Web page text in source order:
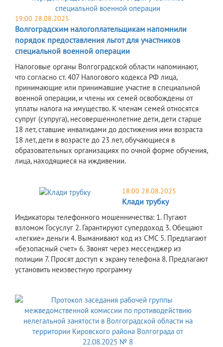
19:00 28.08.2025
Волгоградским налогоплательщикам напомнили
порядок предоставления льгот для участников
специальной военной операции
Налоговые органы Волгоградской области напоминают,
что согласно ст. 407 Налогового кодекса РФ лица,
принимающие или принимавшие участие в специальной
военной операции, и члены их семей освобождены от
уплаты налога на имущество. К членам семей относятся
супруг (супруга), несовершеннолетние дети, дети старше
18 лет, ставшие инвалидами до достижения ими возраста
18 лет, дети в возрасте до 23 лет, обучающиеся в
образовательных организациях по очной форме обучения,
лица, находящиеся на иждивении.
18:00 28.08.2025
Клади трубку
Индикаторы телефонного мошенничества: 1. Пугают
взломом Госуслуг 2. Гарантируют супердоход 3. Обещают
«легкие» деньги 4. Выманивают код из СМС 5. Предлагают
«безопасный счет» 6. Звонят через мессенджер из
полиции 7. Просят доступ к экрану телефона 8. Предлагают
установить неизвестную программу